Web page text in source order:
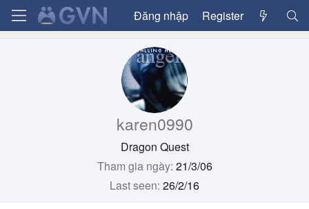
Đăng nhập Register
karen0990
Dragon Quest
Tham gia ngày 21/3/06
Last seen 26/2/16